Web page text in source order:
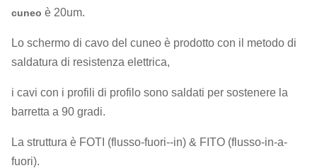
cuneo è 20um.
Lo schermo di cavo del cuneo è prodotto con il metodo di
saldatura di resistenza elettrica,
i cavi con i profili di profilo sono saldati per sostenere la
barretta a 90 gradi.
La struttura è FOTI (flusso-fuori--in) & FITO (flusso-in-a-
fuori).